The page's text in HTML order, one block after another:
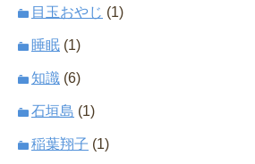
目玉おやじ (1)
睡眠 (1)
知識 (6)
石垣島 (1)
稲葉翔子 (1)